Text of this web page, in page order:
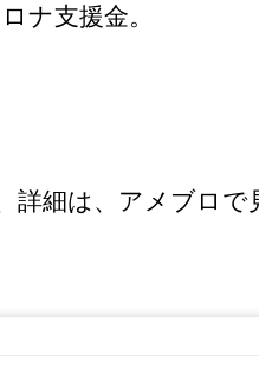
ナ支援金。
細は、アメブロで